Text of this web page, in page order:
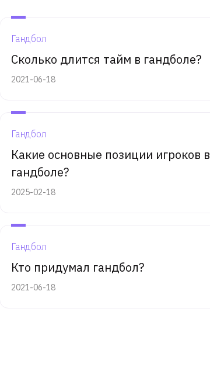
Гандбол
Сколько длится тайм в гандболе?
2021-06-18
Гандбол
Какие основные позиции игроков в
гандболе?
2025-02-18
Гандбол
Кто придумал гандбол?
2021-06-18